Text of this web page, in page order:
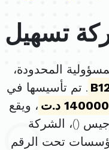
تسهيل
المحدودة،
. تم تأسيسها في
140000 د.ت
، ويقع
()، الشركة
تحت الرقم